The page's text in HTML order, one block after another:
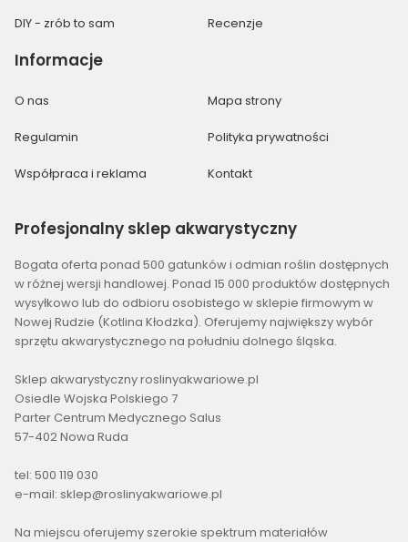
DIY - zrób to sam Recenzje
Informacje
O nas Mapa strony
Regulamin Polityka prywatności
Współpraca i reklama Kontakt
Profesjonalny sklep akwarystyczny
Bogata oferta ponad 500 gatunków i odmian roślin dostępnych
w różnej wersji handlowej. Ponad 15 000 produktów dostępnych
wysyłkowo lub do odbioru osobistego w sklepie firmowym w
Nowej Rudzie (Kotlina Kłodzka). Oferujemy największy wybór
sprzętu akwarystycznego na południu dolnego śląska.
Sklep akwarystyczny roslinyakwariowe.pl
Osiedle Wojska Polskiego 7
Parter Centrum Medycznego Salus
57-402 Nowa Ruda
tel: 500 119 030
e-mail: sklep@roslinyakwariowe.pl
Na miejscu oferujemy szerokie spektrum materiałów